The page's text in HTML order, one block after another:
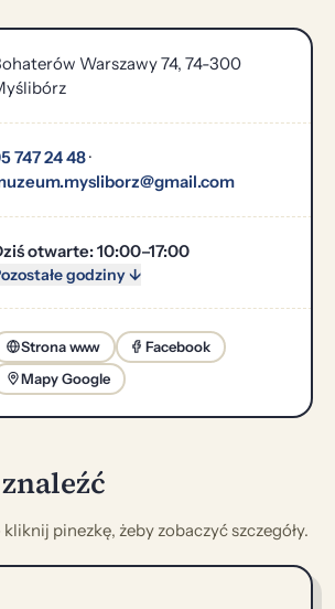
Warszawy 74, 74-300
747 24 48·
otwarte: 10:00–17:00
godziny ↓
Strona www
Facebook
Mapy Google
pinezkę, żeby zobaczyć szczegóły.